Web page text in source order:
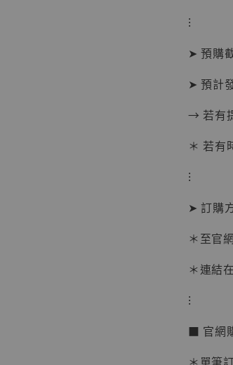
⁝
➤ 預購
➤ 預計
→ 若有
＊ 若有
⁝
➤ 訂購
＊至官
＊連結
⁝
■ 官網
＊單筆